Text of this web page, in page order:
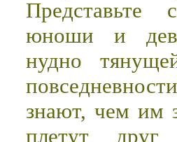
юноши и
нудно
знают, чем им
плетут